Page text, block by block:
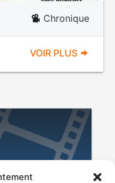
Chronique
VOIR PLUS